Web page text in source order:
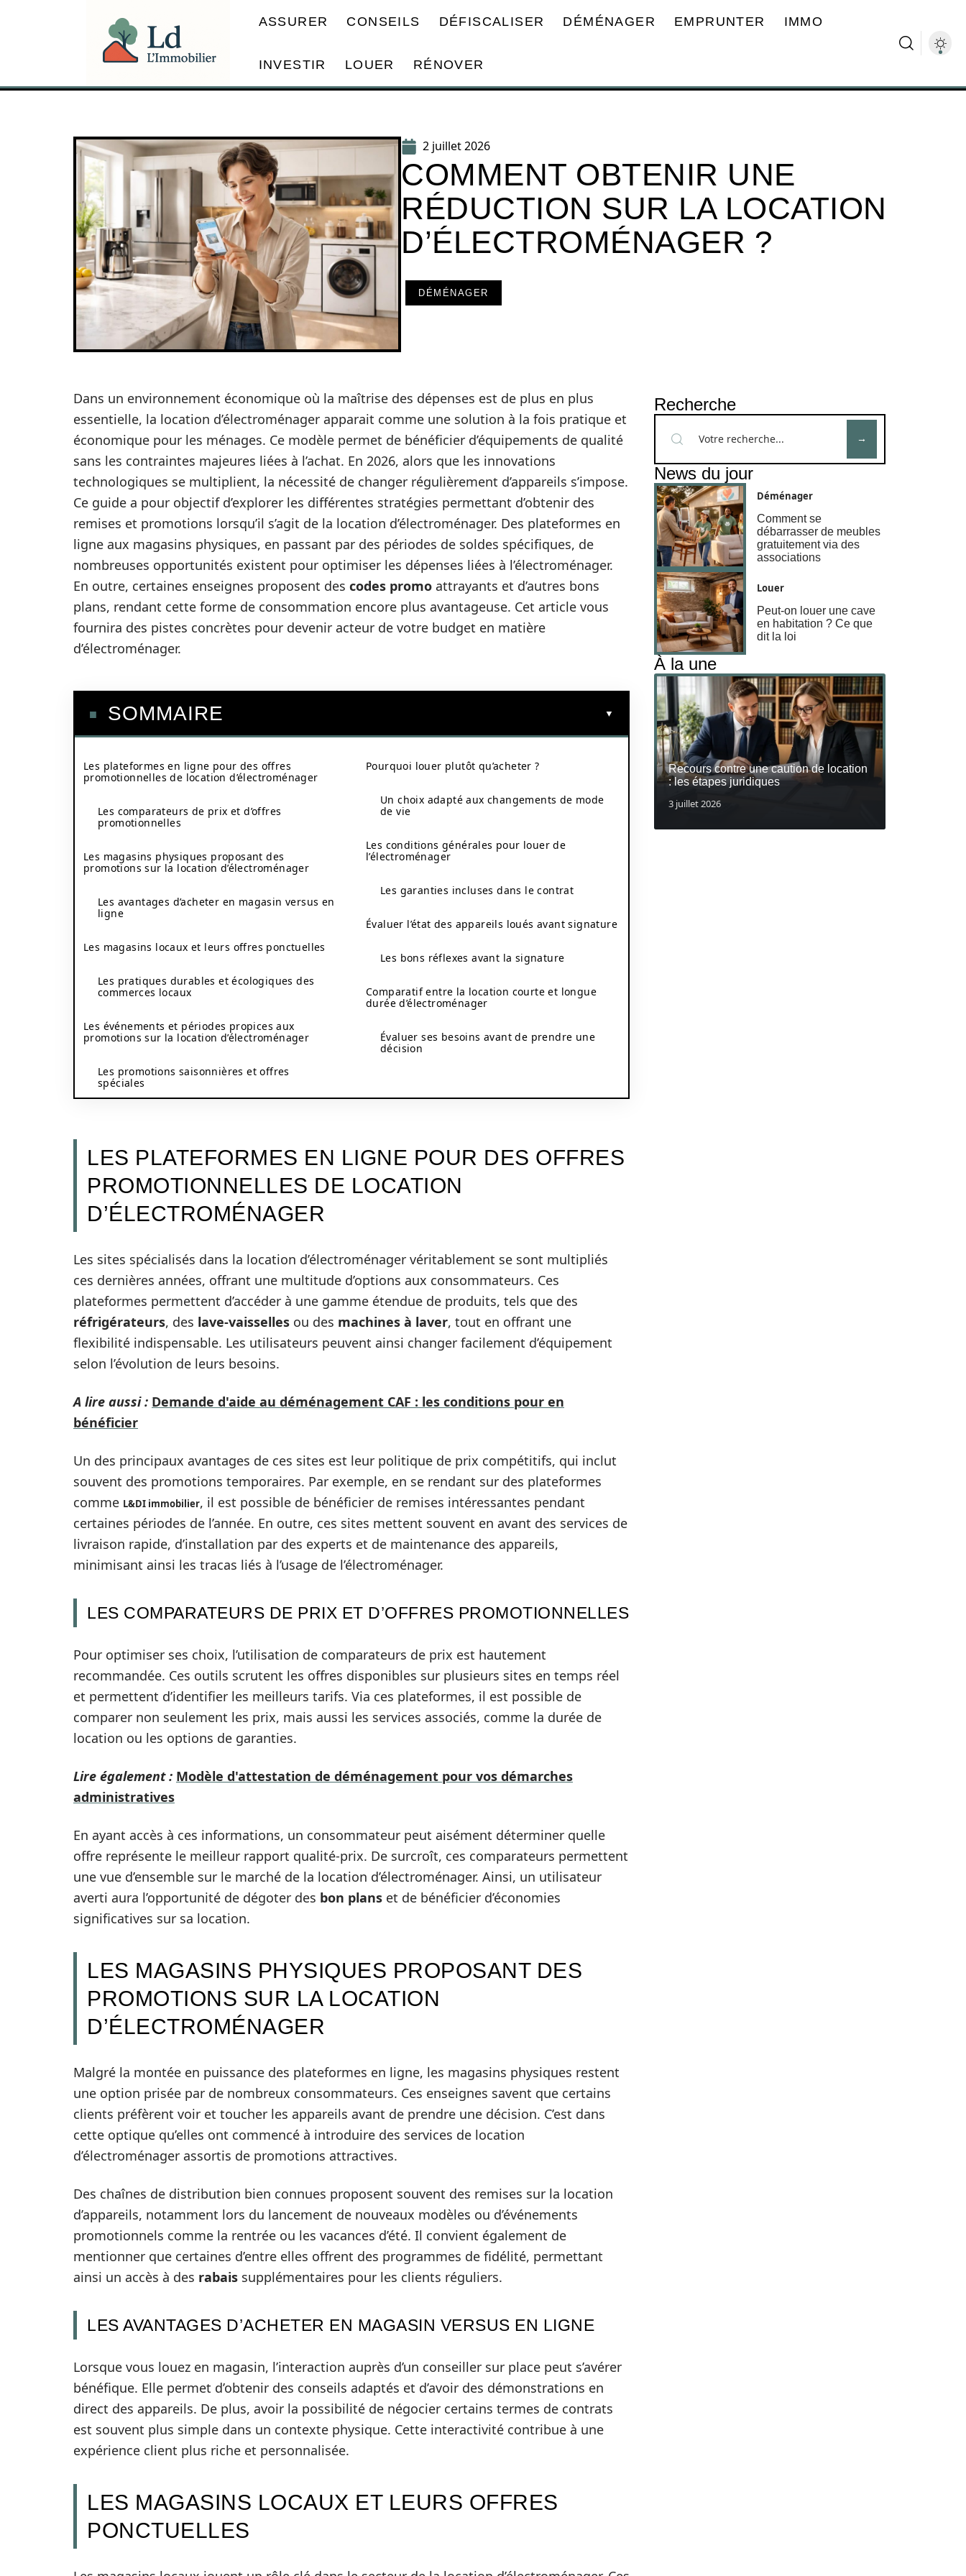
ASSURER CONSEILS DÉFISCALISER DÉMÉNAGER EMPRUNTER IMMO
INVESTIR LOUER RÉNOVER
2 juillet 2026
COMMENT OBTENIR UNE
RÉDUCTION SUR LA LOCATION
D’ÉLECTROMÉNAGER ?
DÉMÉNAGER
Dans un environnement économique où la maîtrise des dépenses est de plus en plus
essentielle, la location d’électroménager apparait comme une solution à la fois pratique et
économique pour les ménages. Ce modèle permet de bénéficier d’équipements de qualité
sans les contraintes majeures liées à l’achat. En 2026, alors que les innovations
technologiques se multiplient, la nécessité de changer régulièrement d’appareils s’impose.
Ce guide a pour objectif d’explorer les différentes stratégies permettant d’obtenir des
remises et promotions lorsqu’il s’agit de la location d’électroménager. Des plateformes en
ligne aux magasins physiques, en passant par des périodes de soldes spécifiques, de
nombreuses opportunités existent pour optimiser les dépenses liées à l’électroménager.
En outre, certaines enseignes proposent des codes promo attrayants et d’autres bons
plans, rendant cette forme de consommation encore plus avantageuse. Cet article vous
fournira des pistes concrètes pour devenir acteur de votre budget en matière
d’électroménager.
SOMMAIRE
Les plateformes en ligne pour des offres
promotionnelles de location d’électroménager
Les comparateurs de prix et d’offres
promotionnelles
Les magasins physiques proposant des
promotions sur la location d’électroménager
Les avantages d’acheter en magasin versus en
ligne
Les magasins locaux et leurs offres ponctuelles
Les pratiques durables et écologiques des
commerces locaux
Les événements et périodes propices aux
promotions sur la location d’électroménager
Les promotions saisonnières et offres
spéciales
Pourquoi louer plutôt qu’acheter ?
Un choix adapté aux changements de mode
de vie
Les conditions générales pour louer de
l’électroménager
Les garanties incluses dans le contrat
Évaluer l’état des appareils loués avant signature
Les bons réflexes avant la signature
Comparatif entre la location courte et longue
durée d’électroménager
Évaluer ses besoins avant de prendre une
décision
LES PLATEFORMES EN LIGNE POUR DES OFFRES
PROMOTIONNELLES DE LOCATION
D’ÉLECTROMÉNAGER
Les sites spécialisés dans la location d’électroménager véritablement se sont multipliés
ces dernières années, offrant une multitude d’options aux consommateurs. Ces
plateformes permettent d’accéder à une gamme étendue de produits, tels que des
réfrigérateurs, des lave-vaisselles ou des machines à laver, tout en offrant une
flexibilité indispensable. Les utilisateurs peuvent ainsi changer facilement d’équipement
selon l’évolution de leurs besoins.
A lire aussi : Demande d'aide au déménagement CAF : les conditions pour en
bénéficier
Un des principaux avantages de ces sites est leur politique de prix compétitifs, qui inclut
souvent des promotions temporaires. Par exemple, en se rendant sur des plateformes
comme L&DI immobilier, il est possible de bénéficier de remises intéressantes pendant
certaines périodes de l’année. En outre, ces sites mettent souvent en avant des services de
livraison rapide, d’installation par des experts et de maintenance des appareils,
minimisant ainsi les tracas liés à l’usage de l’électroménager.
LES COMPARATEURS DE PRIX ET D’OFFRES PROMOTIONNELLES
Pour optimiser ses choix, l’utilisation de comparateurs de prix est hautement
recommandée. Ces outils scrutent les offres disponibles sur plusieurs sites en temps réel
et permettent d’identifier les meilleurs tarifs. Via ces plateformes, il est possible de
comparer non seulement les prix, mais aussi les services associés, comme la durée de
location ou les options de garanties.
Lire également : Modèle d'attestation de déménagement pour vos démarches
administratives
En ayant accès à ces informations, un consommateur peut aisément déterminer quelle
offre représente le meilleur rapport qualité-prix. De surcroît, ces comparateurs permettent
une vue d’ensemble sur le marché de la location d’électroménager. Ainsi, un utilisateur
averti aura l’opportunité de dégoter des bon plans et de bénéficier d’économies
significatives sur sa location.
LES MAGASINS PHYSIQUES PROPOSANT DES
PROMOTIONS SUR LA LOCATION
D’ÉLECTROMÉNAGER
Malgré la montée en puissance des plateformes en ligne, les magasins physiques restent
une option prisée par de nombreux consommateurs. Ces enseignes savent que certains
clients préfèrent voir et toucher les appareils avant de prendre une décision. C’est dans
cette optique qu’elles ont commencé à introduire des services de location
d’électroménager assortis de promotions attractives.
Des chaînes de distribution bien connues proposent souvent des remises sur la location
d’appareils, notamment lors du lancement de nouveaux modèles ou d’événements
promotionnels comme la rentrée ou les vacances d’été. Il convient également de
mentionner que certaines d’entre elles offrent des programmes de fidélité, permettant
ainsi un accès à des rabais supplémentaires pour les clients réguliers.
LES AVANTAGES D’ACHETER EN MAGASIN VERSUS EN LIGNE
Lorsque vous louez en magasin, l’interaction auprès d’un conseiller sur place peut s’avérer
bénéfique. Elle permet d’obtenir des conseils adaptés et d’avoir des démonstrations en
direct des appareils. De plus, avoir la possibilité de négocier certains termes de contrats
est souvent plus simple dans un contexte physique. Cette interactivité contribue à une
expérience client plus riche et personnalisée.
LES MAGASINS LOCAUX ET LEURS OFFRES
PONCTUELLES
Recherche
News du jour
Déménager
Comment se
débarrasser de meubles
gratuitement via des
associations
Louer
Peut-on louer une cave
en habitation ? Ce que
dit la loi
À la une
Recours contre une caution de location
: les étapes juridiques
3 juillet 2026